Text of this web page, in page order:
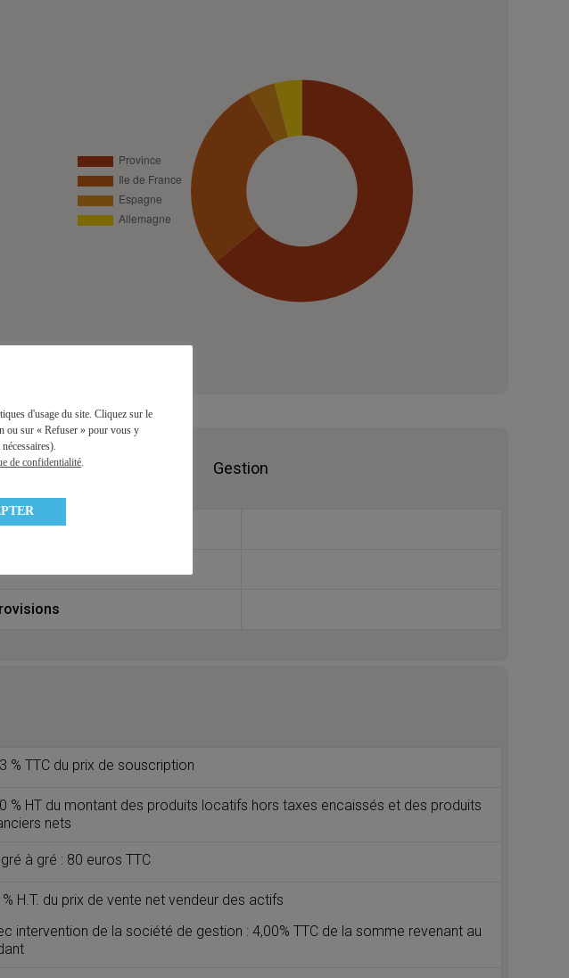
Gestion
à nouveau
% TTC du prix de souscription
% HT du montant des produits locatifs hors taxes encaissés et des produits
nets
gré à gré : 80 euros TTC
% H.T. du prix de vente net vendeur des actifs
intervention de la société de gestion : 4,00% TTC de la somme revenant au
d'usage du site. Cliquez sur le
ou sur « Refuser » pour vous y
de confidentialité.